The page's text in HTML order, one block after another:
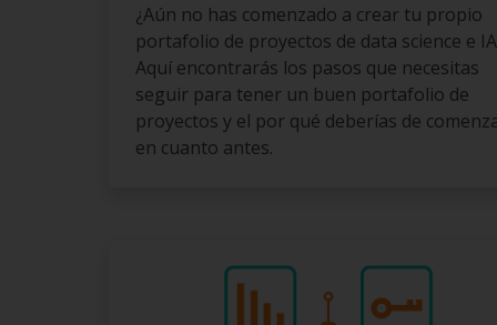
¿Aún no has comenzado a crear tu propio
portafolio de proyectos de data science e
Aquí encontrarás los pasos que necesitas
seguir para tener un buen portafolio de
proyectos y el por qué deberías de
en cuanto antes.